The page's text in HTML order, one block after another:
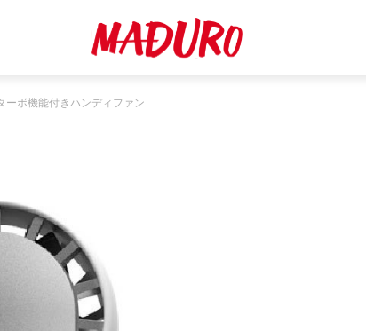
ーボ機能付きハンディファン